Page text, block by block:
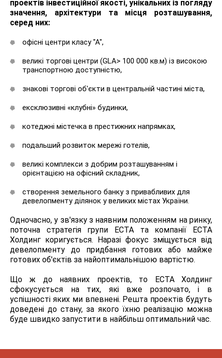
проектів інвестиційної якості, унікальних із погляду
значення, архітектури та місця розташування,
серед них:
офісні центри класу "А",
великі торгові центри (GLA> 100 000 кв.м) із високою
транспортною доступністю,
знакові торгові об'єкти в центральній частині міста,
ексклюзивні «клубні» будинки,
котеджні містечка в престижних напрямках,
подальший розвиток мережі готелів,
великі комплекси з добрим розташуванням і
орієнтацією на офісний складник,
створення земельного банку з привабливих для
девелопменту ділянок у великих містах України.
Одночасно, у зв'язку з наявним положенням на ринку,
поточна стратегія групи ЕСТА та компанії ЕСТА
Холдинг коригується. Наразі фокус зміщується від
девелопменту до придбання готових або майже
готових об'єктів за найоптимальнішою вартістю.
Що ж до наявних проектів, то ЕСТА Холдинг
сфокусується на тих, які вже розпочато, і в
успішності яких ми впевнені. Решта проектів будуть
доведені до стану, за якого їхню реалізацію можна
буде швидко запустити в найбільш оптимальний час.